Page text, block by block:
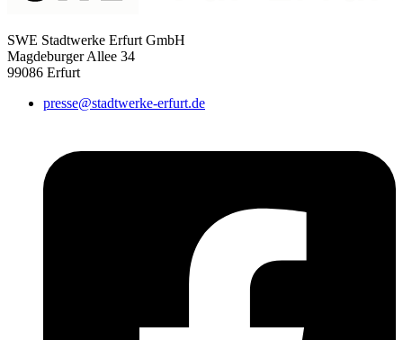
SWE Stadtwerke Erfurt GmbH
Magdeburger Allee 34
99086 Erfurt
presse@stadtwerke-erfurt.de